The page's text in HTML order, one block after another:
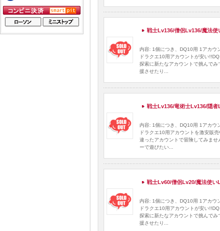
戦士Lv136/僧侶Lv136/魔法
内容: 1個につき、DQ10用 1アカウ
ドラクエ10用アカウントが安い
探索に新たなアカウントで挑んで
援させたり...
戦士Lv136/竜術士Lv136/隠
内容: 1個につき、DQ10用 1アカウ
ドラクエ10用アカウントを激安販
違ったアカウントで冒険してみま
ーで遊びたい...
戦士Lv60/僧侶Lv20/魔法使い
内容: 1個につき、DQ10用 1アカウ
ドラクエ10用アカウントが安い
探索に新たなアカウントで挑んで
援させたり...